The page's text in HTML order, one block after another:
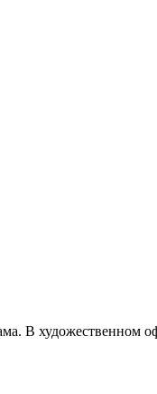
В художественном